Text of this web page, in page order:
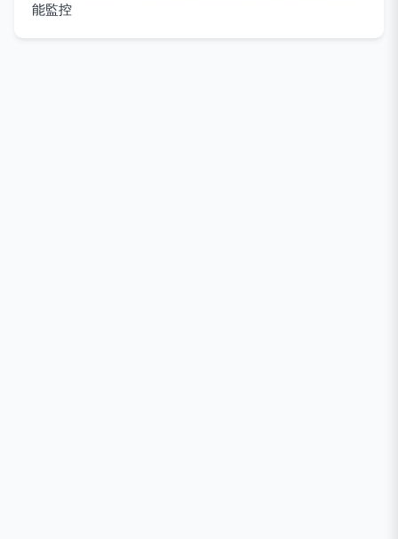
能監控